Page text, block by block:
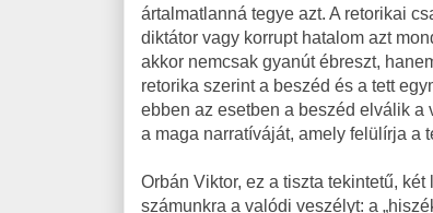
ártalmatlanná tegye azt. A retorikai
diktátor vagy korrupt hatalom azt
akkor nemcsak gyanút ébreszt,
retorika szerint a beszéd és a tett
ebben az esetben a beszéd elválik a
a maga narratíváját, amely felülírja a
Orbán Viktor, ez a tiszta tekintetű,
számunkra a valódi veszélyt: a